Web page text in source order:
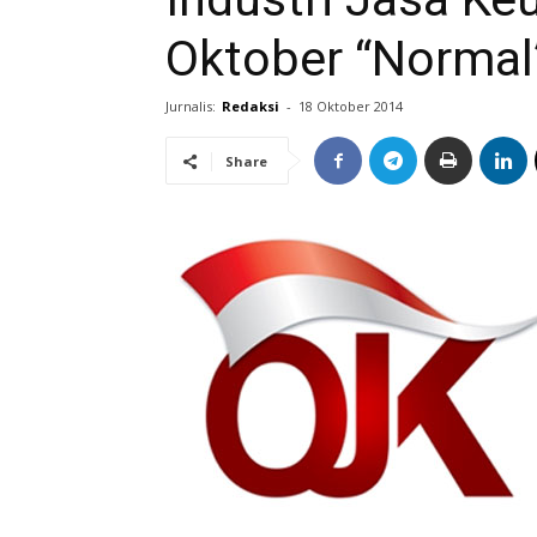
Oktober
Jurnalis: Redaksi - 18 Oktober 2014
Share